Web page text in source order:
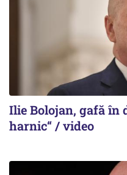
Ilie Bolojan, gafă în
harnic“ / video